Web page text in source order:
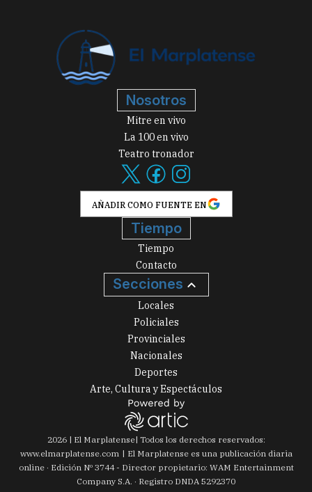
Nosotros
Mitre en vivo
La 100 en vivo
Teatro tronador
AÑADIR COMO FUENTE EN
Tiempo
Tiempo
Contacto
Secciones
Locales
Policiales
Provinciales
Nacionales
Deportes
Arte, Cultura y Espectáculos
2026| El Marplatense| Todos los derechos reservados:
www.elmarplatense.com
El Marplatense es una publicación diaria
online · Edición Nº 3744- Director propietario: WAM Entertainment
Company S.A. · Registro DNDA 5292370